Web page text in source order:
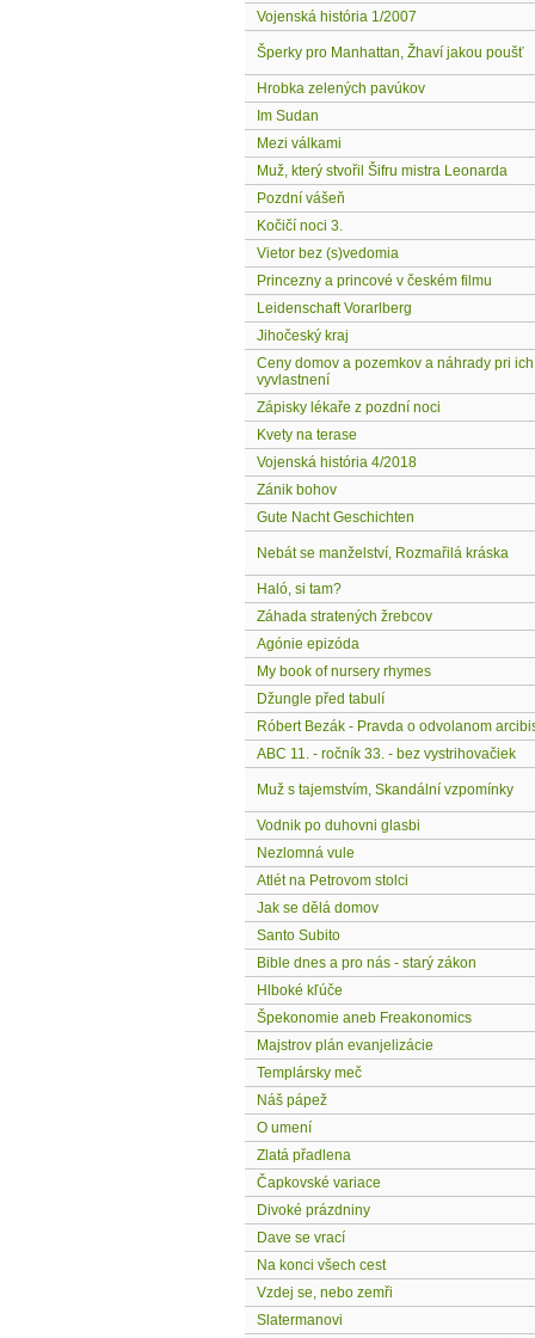
Vojenská história 1/2007
Šperky pro Manhattan, Žhaví jakou poušť
Hrobka zelených pavúkov
Im Sudan
Mezi válkami
Muž, který stvořil Šifru mistra Leonarda
Pozdní vášeň
Kočičí noci 3.
Vietor bez (s)vedomia
Princezny a princové v českém filmu
Leidenschaft Vorarlberg
Jihočeský kraj
Ceny domov a pozemkov a náhrady pri ich
vyvlastnení
Zápisky lékaře z pozdní noci
Kvety na terase
Vojenská história 4/2018
Zánik bohov
Gute Nacht Geschichten
Nebát se manželství, Rozmařilá kráska
Haló, si tam?
Záhada stratených žrebcov
Agónie epizóda
My book of nursery rhymes
Džungle před tabulí
Róbert Bezák - Pravda o odvolanom
ABC 11. - ročník 33. - bez vystrihovačiek
Muž s tajemstvím, Skandální vzpomínky
Vodnik po duhovni glasbi
Nezlomná vule
Atlét na Petrovom stolci
Jak se dělá domov
Santo Subito
Bible dnes a pro nás - starý zákon
Hlboké kľúče
Špekonomie aneb Freakonomics
Majstrov plán evanjelizácie
Templársky meč
Náš pápež
O umení
Zlatá přadlena
Čapkovské variace
Divoké prázdniny
Dave se vrací
Na konci všech cest
Vzdej se, nebo zemři
Slatermanovi